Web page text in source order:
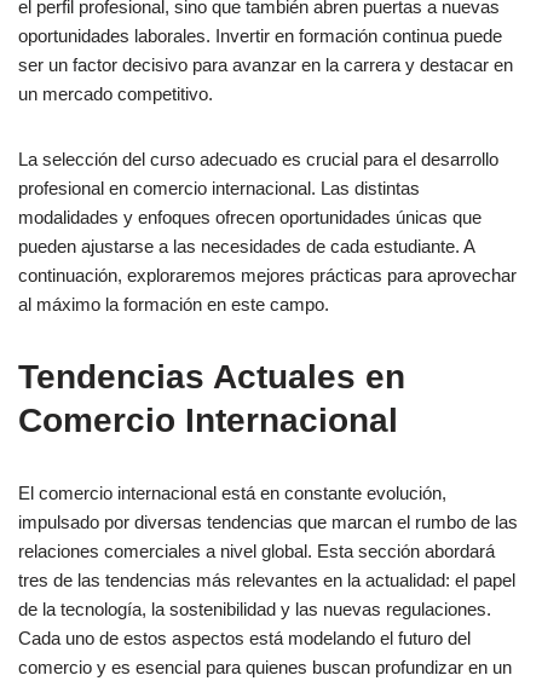
el perfil profesional, sino que también abren puertas a nuevas
oportunidades laborales. Invertir en formación continua puede
ser un factor decisivo para avanzar en la carrera y destacar en
un mercado competitivo.
La selección del curso adecuado es crucial para el desarrollo
profesional en comercio internacional. Las distintas
modalidades y enfoques ofrecen oportunidades únicas que
pueden ajustarse a las necesidades de cada estudiante. A
continuación, exploraremos mejores prácticas para aprovechar
al máximo la formación en este campo.
Tendencias Actuales en
Comercio Internacional
El comercio internacional está en constante evolución,
impulsado por diversas tendencias que marcan el rumbo de las
relaciones comerciales a nivel global. Esta sección abordará
tres de las tendencias más relevantes en la actualidad: el papel
de la tecnología, la sostenibilidad y las nuevas regulaciones.
Cada uno de estos aspectos está modelando el futuro del
comercio y es esencial para quienes buscan profundizar en un